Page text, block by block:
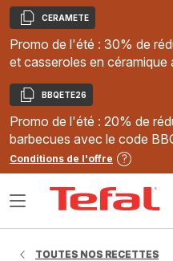
Copier
CERAMETE
Promo de l'été : 30% de
et casseroles en
Copier
BBQETE26
Promo de l'été : 20% de
barbecues avec le code
Conditions de l'offre
Ouvrir
TOUTES NOS RECETTES